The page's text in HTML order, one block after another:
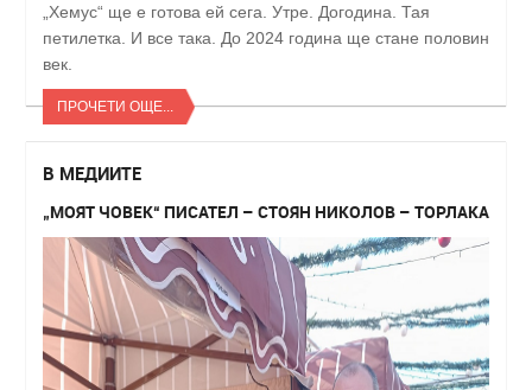
„Хемус“ ще е готова ей сега. Утре. Догодина. Тая
петилетка. И все така. До 2024 година ще стане половин
век.
ПРОЧЕТИ ОЩЕ...
В МЕДИИТЕ
„МОЯТ ЧОВЕК“ ПИСАТЕЛ – СТОЯН НИКОЛОВ – ТОРЛАКА